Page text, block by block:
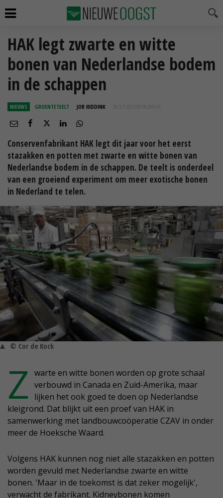
HAK legt zwarte en witte
bonen van Nederlandse bodem
in de schappen
NIEUWS GROENTETEELT JOB HIDDINK 26 SEP 2023 OM 06:00
Conservenfabrikant HAK legt dit jaar voor het eerst
stazakken en potten met zwarte en witte bonen van
Nederlandse bodem in de schappen. De teelt is onderdeel
van een groeiend experiment om meer exotische bonen
in Nederland te telen.
© Cor de Kock
Z warte en witte bonen worden op grote schaal
verbouwd in Canada en Zuid-Amerika, maar
lijken het ook goed te doen op Nederlandse
kleigrond. Dat blijkt uit een proef van HAK in
samenwerking met landbouwcoöperatie CZAV in onder
meer de Hoeksche Waard.
Volgens HAK kunnen nog niet alle stazakken en potten
worden gevuld met Nederlandse zwarte en witte
bonen. 'Maar in de toekomst is dat zeker mogelijk',
verwacht de fabrikant. Kidneybonen komen